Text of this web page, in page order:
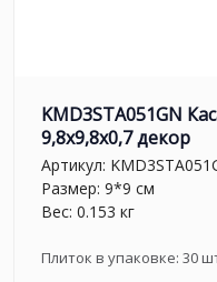
KMD3STA051GN
9,8x9,8x0,7 декор
Артикул:
Размер: 9*9 см
Вес: 0.153 кг
Плиток в упаковке: 30